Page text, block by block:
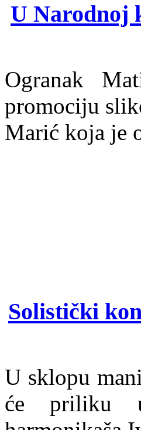
U Narodnoj
Ogranak
promociju
Marić koja je
Solistički
U sklopu
će priliku